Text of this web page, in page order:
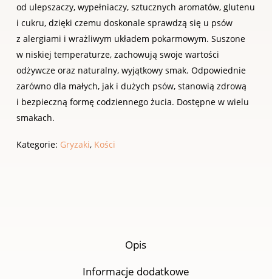
od ulepszaczy, wypełniaczy, sztucznych aromatów, glutenu
i cukru, dzięki czemu doskonale sprawdzą się u psów
z alergiami i wrażliwym układem pokarmowym. Suszone
w niskiej temperaturze, zachowują swoje wartości
odżywcze oraz naturalny, wyjątkowy smak. Odpowiednie
zarówno dla małych, jak i dużych psów, stanowią zdrową
i bezpieczną formę codziennego żucia. Dostępne w wielu
smakach.
Kategorie: Gryzaki, Kości
Opis
Informacje dodatkowe